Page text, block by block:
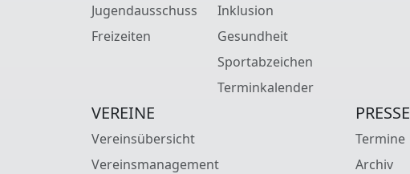
Jugendausschuss
Freizeiten
Inklusion
Gesundheit
Sportabzeichen
Terminkalender
VEREINE
Vereinsübersicht
Vereinsmanagement
PRESSE
Termine
Archiv